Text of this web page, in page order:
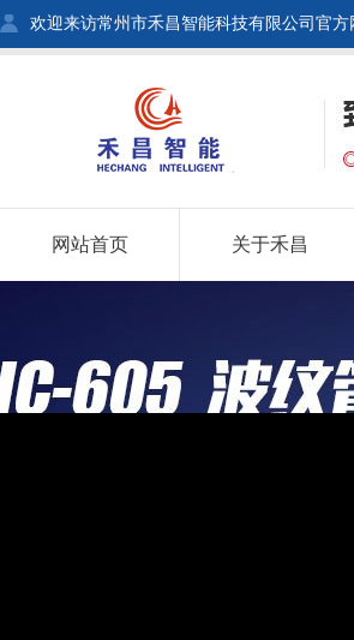
欢迎来访常州市禾昌智能科技有限公司官方
网站首页 关于禾昌